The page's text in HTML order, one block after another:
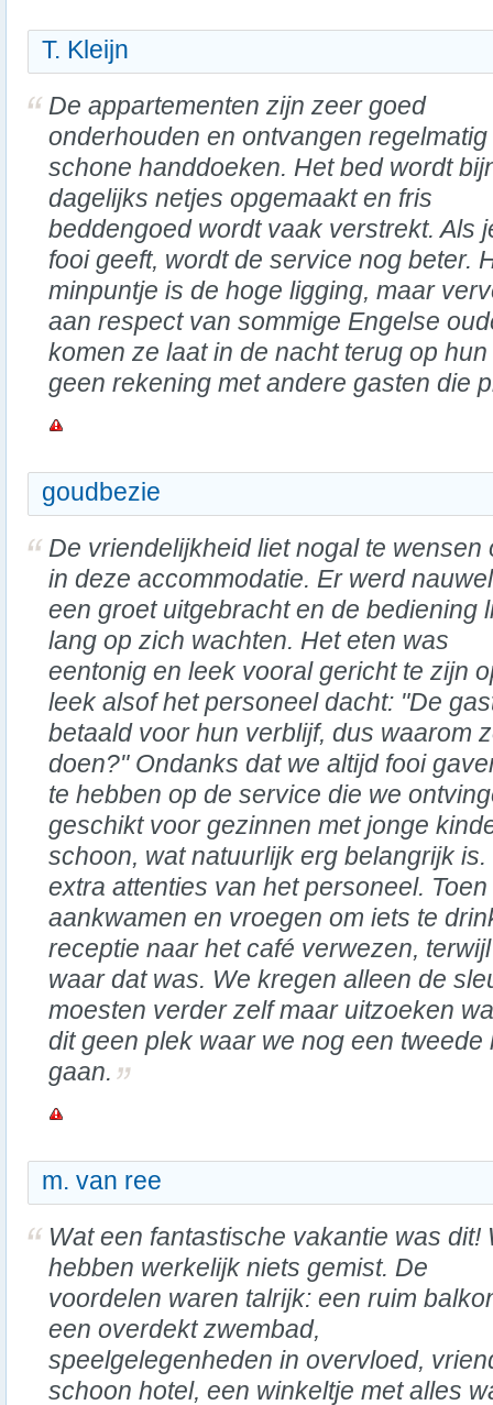
T. Kleijn
De appartementen zijn zeer goed
onderhouden en ontvangen regelmatig
schone handdoeken. Het bed wordt
dagelijks netjes opgemaakt en fris
beddengoed wordt vaak verstrekt. Als
fooi geeft, wordt de service nog beter.
minpuntje is de hoge ligging, maar
aan respect van sommige Engelse
komen ze laat in de nacht terug op
geen rekening met andere gasten die
goudbezie
De vriendelijkheid liet nogal te wensen
in deze accommodatie. Er werd
een groet uitgebracht en de bediening
lang op zich wachten. Het eten was
eentonig en leek vooral gericht te zijn
leek alsof het personeel dacht: "De
betaald voor hun verblijf, dus waarom
doen?" Ondanks dat we altijd fooi
te hebben op de service die we
geschikt voor gezinnen met jonge
schoon, wat natuurlijk erg belangrijk
extra attenties van het personeel.
aankwamen en vroegen om iets te
receptie naar het café verwezen,
waar dat was. We kregen alleen de
moesten verder zelf maar uitzoeken
dit geen plek waar we nog een
gaan.
m. van ree
Wat een fantastische vakantie was dit!
hebben werkelijk niets gemist. De
voordelen waren talrijk: een ruim
een overdekt zwembad,
speelgelegenheden in overvloed,
schoon hotel, een winkeltje met alles